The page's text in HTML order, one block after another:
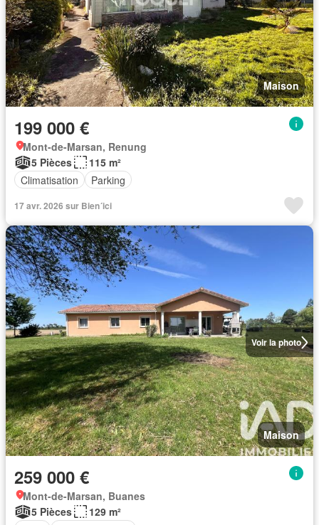
Maison
199 000 €
Mont-de-Marsan, Renung
5 Pièces
115 m²
Climatisation
Parking
17 avr. 2026 sur Bien´ici
Voir la photo
Maison
259 000 €
Mont-de-Marsan, Buanes
5 Pièces
129 m²